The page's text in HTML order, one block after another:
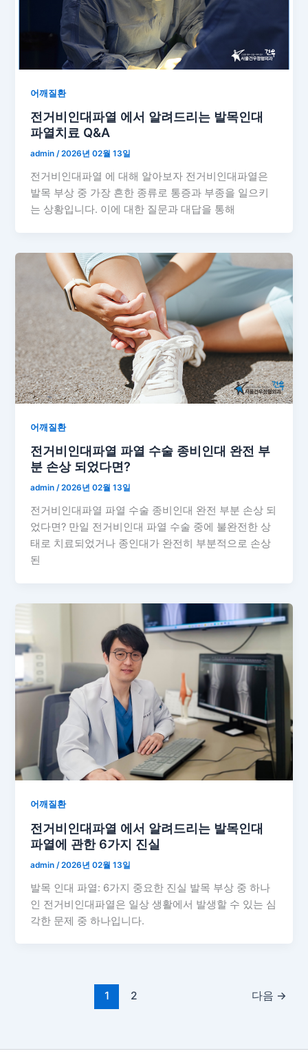
어깨질환
전거비인대파열 에서 알려드리는 발목인대
파열치료 Q&A
admin/2026년 02월 13일
전거비인대파열 에 대해 알아보자 전거비인대파열은
발목 부상 중 가장 흔한 종류로 통증과 부종을 일으키
는 상황입니다. 이에 대한 질문과 대답을 통해
어깨질환
전거비인대파열 파열 수술 종비인대 완전 부
분 손상 되었다면?
admin/2026년 02월 13일
전거비인대파열 파열 수술 종비인대 완전 부분 손상 되
었다면? 만일 전거비인대 파열 수술 중에 불완전한 상
태로 치료되었거나 종인대가 완전히 부분적으로 손상
된
어깨질환
전거비인대파열 에서 알려드리는 발목인대
파열에 관한 6가지 진실
admin /2026년 02월 13일
발목 인대 파열: 6가지 중요한 진실 발목 부상 중 하나
인 전거비인대파열은 일상 생활에서 발생할 수 있는 심
각한 문제 중 하나입니다.
1 2 다음 →